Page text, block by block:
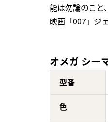
能は勿論のこと
映画「007」ジ
オメガ シー
型番
色